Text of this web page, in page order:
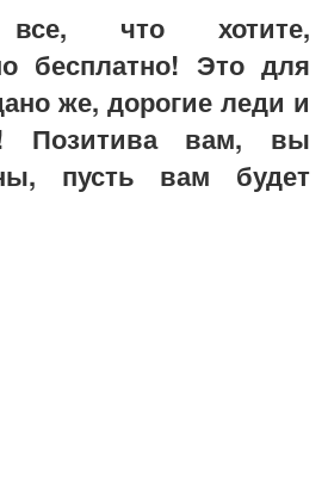
все, что хотите,
бесплатно! Это для
же, дорогие леди и
Позитива вам, вы
пусть вам будет